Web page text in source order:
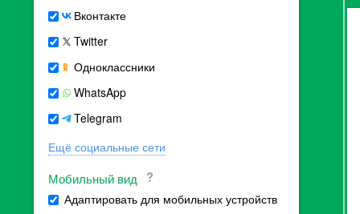
Вконтакте
Twitter
Одноклассники
WhatsApp
Telegram
Ещё социальные сети
Мобильный вид
Адаптировать для мобильных устройств